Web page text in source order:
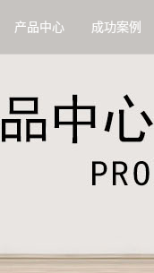
产品中心 成功案例